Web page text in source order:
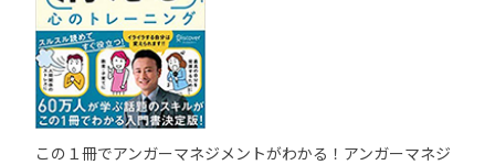
この１冊でアンガーマネジメントがわかる！アンガーマネジ